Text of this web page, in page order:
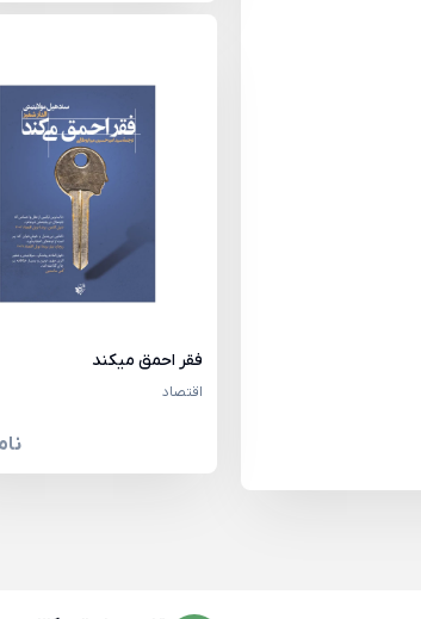
فقر احمق میکند
اقتصاد